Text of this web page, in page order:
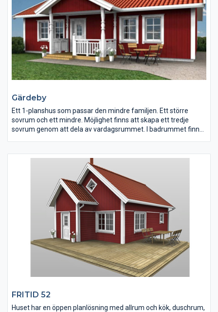
Gärdeby
Ett 1-planshus som passar den mindre familjen. Ett större
sovrum och ett mindre. Möjlighet finns att skapa ett tredje
sovrum genom att dela av vardagsrummet. I badrummet finns
behöver finns på en liten yta.
FRITID 52
Huset har en öppen planlösning med allrum och kök, duschrum,